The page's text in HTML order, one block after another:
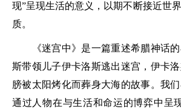
现”呈现生活的意义，以期不断接近世
质。
《迷宫中》是一篇重述希腊神话的
斯带领儿子伊卡洛斯逃出迷宫，伊卡
膀被太阳烤化而葬身大海的故事。我
通过人物在与生活和命运的博弈中呈